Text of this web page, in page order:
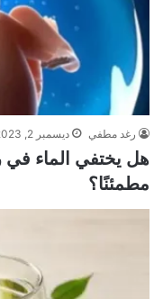
رغد مطفي ديسمبر 2, 2023
هل يختفي الماء في
مطمئنًا؟